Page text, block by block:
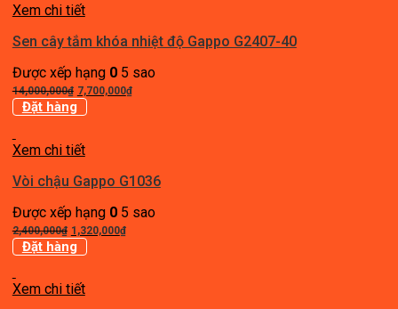
Xem chi tiết
Sen cây tắm khóa nhiệt độ Gappo G2407-40
Được xếp hạng 05 sao
14,000,000₫ Giá
gốc
14,000,000₫.
7,700,000₫Giá
Đặt hàng
Xem chi tiết
Vòi chậu Gappo G1036
Được xếp hạng 05 sao
2,400,000₫ Giá
gốc
2,400,000₫.
1,320,000₫Giá
Đặt hàng
Xem chi tiết